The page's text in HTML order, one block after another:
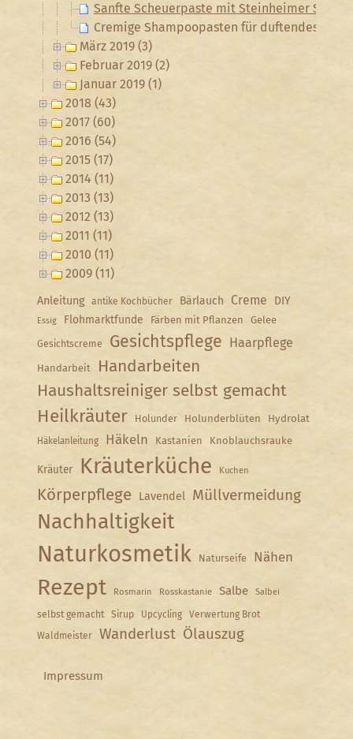
Sanfte Scheuerpaste mit Steinheimer
Cremige Shampoopasten für duftendes,
März 2019 (3)
Februar 2019 (2)
Januar 2019 (1)
2018 (43)
2017 (60)
2016 (54)
2015 (17)
2014 (11)
2013 (13)
2012 (13)
2011 (11)
2010 (11)
2009 (11)
Anleitung antike Kochbücher Bärlauch Creme DIY
Essig Flohmarktfunde Färben mit Pflanzen Gelee
Gesichtscreme Gesichtspflege Haarpflege
Handarbeit
Handarbeiten
Haushaltsreiniger selbst gemacht
Heilkräuter Holunder Holunderblüten Hydrolat
Häkelanleitung Häkeln Kastanien Knoblauchsrauke
Kräuter Kräuterküche Kuchen
Körperpflege Lavendel Müllvermeidung
Nachhaltigkeit
Naturkosmetik Naturseife Nähen
Rezept Rosmarin Rosskastanie Salbe Salbei
selbst gemacht Sirup Upcycling
Verwertung Brot
Waldmeister
Wanderlust Ölauszug
Impressum